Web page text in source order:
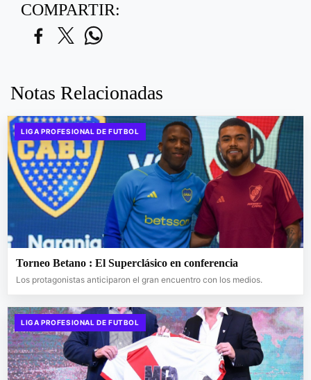
COMPARTIR:
Notas Relacionadas
LIGA PROFESIONAL DE FUTBOL
Torneo Betano : El Superclásico en conferencia
Los protagonistas anticiparon el gran encuentro con los medios.
LIGA PROFESIONAL DE FUTBOL